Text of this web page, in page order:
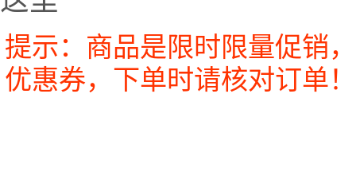
提示：商品是限时限量促销
优惠券，下单时请核对订单！